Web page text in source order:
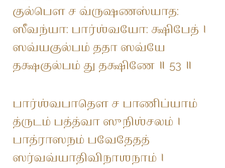
குல்பௌ ச வ்ருஷணஸ்யாத:
ஸீவந்யா: பார்ஶ்வயோ: க்ஷிபேத் ।
ஸவ்யகுல்பம் ததா ஸவ்யே
தக்ஷகுல்பம் து தக்ஷிணே ॥ 53 ॥
பார்ஶ்வபாதௌ ச பாணிப்யாம்
த்ருடம் பத்த்வா ஸுநிஶ்சலம் ।
பாத்ராஸநம் பவேதேதத்
ஸர்வவ்யாதிவிநாஶநாம் ।